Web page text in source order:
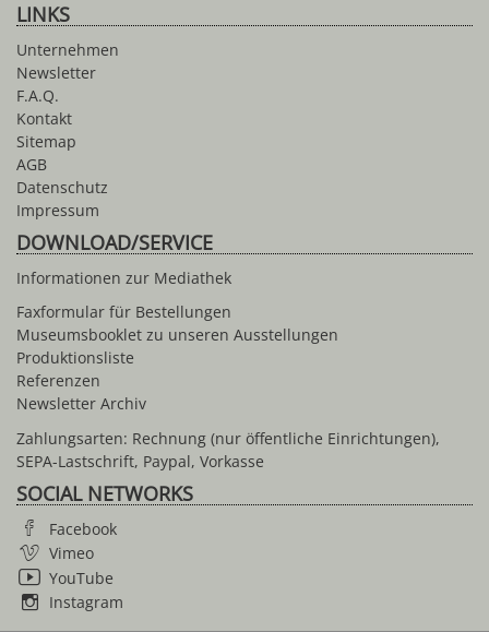
LINKS
Unternehmen
Newsletter
F.A.Q.
Kontakt
Sitemap
AGB
Datenschutz
Impressum
DOWNLOAD/SERVICE
Informationen zur Mediathek
Faxformular für Bestellungen
Museumsbooklet zu unseren Ausstellungen
Produktionsliste
Referenzen
Newsletter Archiv
Zahlungsarten: Rechnung (nur öffentliche Einrichtungen),
SEPA-Lastschrift, Paypal, Vorkasse
SOCIAL NETWORKS
Facebook
Vimeo
YouTube
Instagram